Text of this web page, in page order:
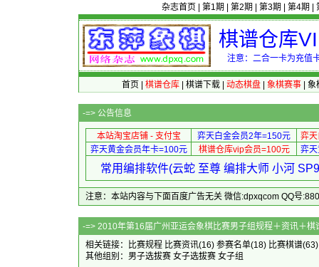
杂志首页 第1期 第2期 第3期 第4期
棋谱仓库
注意：二合一卡为充值
首页 棋谱仓库| 棋谱下载| 动态棋盘| 象棋赛事| 象
-=> 公告信息
本站淘宝店铺 - 支付宝 弈天白金会员2年=150元
弈
弈天黄金会员年卡=100元
棋谱仓库vip会员=100元 弈
常用编排软件(云蛇 至尊 编排大师 小河
注意：本站内容与下面百度广告无关 微信:dpxqcom QQ号
-=> 2010年第16届广州亚运会象棋比赛男
相关链接：
比赛规程 比赛资讯(16) 参赛名单(18) 比赛棋谱
其他组别： 男子选拔赛 女子选拔赛 女子组